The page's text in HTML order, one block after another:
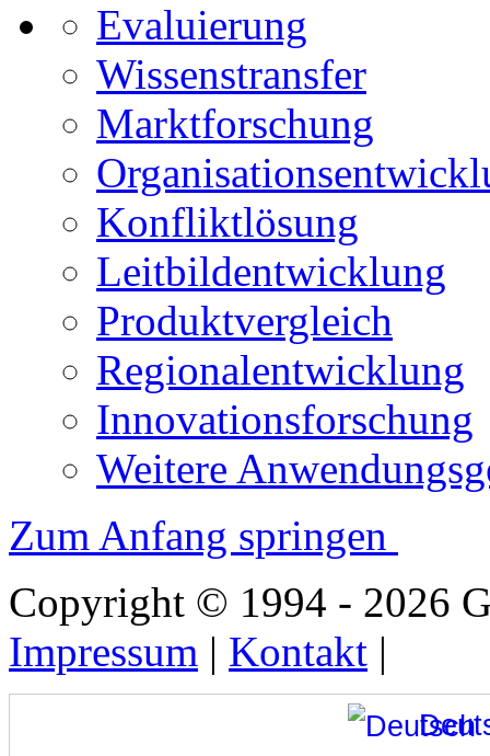
Evaluierung
Wissenstransfer
Marktforschung
Konfliktlösung
Leitbildentwicklung
Produktvergleich
Regionalentwicklung
Innovationsforschung
Weitere
Zum Anfang springen
Copyright © 1994 - 2026
Impressum | Kontakt |